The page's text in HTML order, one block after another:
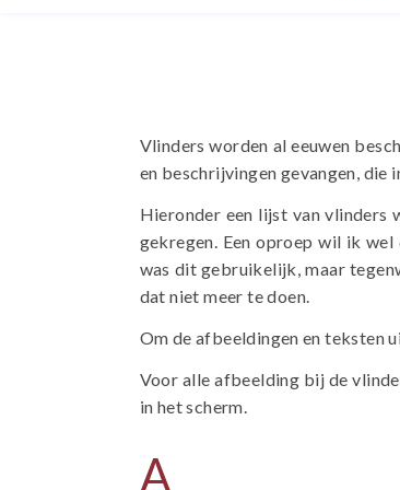
Vlinders worden al eeuwen
en beschrijvingen gevangen, die
Hieronder een lijst van vlinders
gekregen. Een oproep wil ik
was dit gebruikelijk, maar
dat niet meer te doen.
Om de afbeeldingen en teksten
Voor alle afbeelding bij de
in het scherm.
A